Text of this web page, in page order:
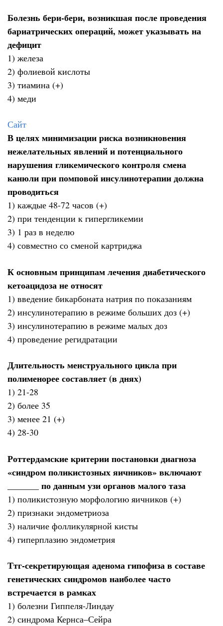
Болезнь бери-бери, возникшая после проведения
бариатрических операций, может указывать на
дефицит
1) железа
2) фолиевой кислоты
3) тиамина (+)
4) меди
Сайт
В целях минимизации риска возникновения
нежелательных явлений и потенциального
нарушения гликемического контроля смена
канюли при помповой инсулинотерапии должна
проводиться
1) каждые 48-72 часов (+)
2) при тенденции к гипергликемии
3) 1 раз в неделю
4) совместно со сменой картриджа
К основным принципам лечения диабетического
кетоацидоза не относят
1) введение бикарбоната натрия по показаниям
2) инсулинотерапию в режиме больших доз (+)
3) инсулинотерапию в режиме малых доз
4) проведение регидратации
Длительность менструального цикла при
полименорее составляет (в днях)
1) 21-28
2) более 35
3) менее 21 (+)
4) 28-30
Роттердамские критерии постановки диагноза
«синдром поликистозных яичников» включают
_______ по данным узи органов малого таза
1) поликистозную морфологию яичников (+)
2) признаки эндометриоза
3) наличие фолликулярной кисты
4) гиперплазию эндометрия
Ттг-секретирующая аденома гипофиза в составе
генетических синдромов наиболее часто
встречается в рамках
1) болезни Гиппеля-Линдау
2) синдрома Кернса–Сейра